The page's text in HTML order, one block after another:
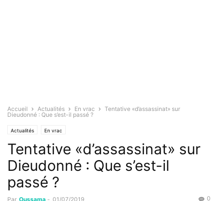
Accueil Actualités En vrac
Tentative «d’assassinat» sur
Dieudonné : Que s’est-il passé ?
Actualités En vrac
Tentative «d’assassinat» sur
Dieudonné : Que s’est-il
passé ?
Par Oussama - 01/07/2019 0